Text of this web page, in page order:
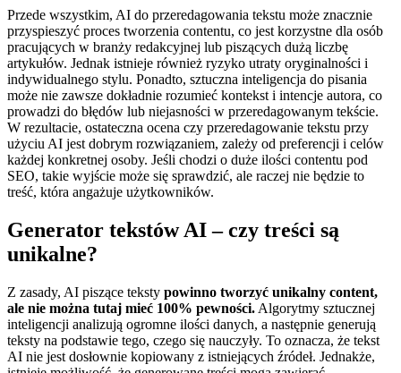
Przede wszystkim, AI do przeredagowania tekstu może znacznie
przyspieszyć proces tworzenia contentu, co jest korzystne dla osób
pracujących w branży redakcyjnej lub piszących dużą liczbę
artykułów. Jednak istnieje również ryzyko utraty oryginalności i
indywidualnego stylu. Ponadto, sztuczna inteligencja do pisania
może nie zawsze dokładnie rozumieć kontekst i intencje autora, co
prowadzi do błędów lub niejasności w przeredagowanym tekście.
W rezultacie, ostateczna ocena czy przeredagowanie tekstu przy
użyciu AI jest dobrym rozwiązaniem, zależy od preferencji i celów
każdej konkretnej osoby. Jeśli chodzi o duże ilości contentu pod
SEO, takie wyjście może się sprawdzić, ale raczej nie będzie to
treść, która angażuje użytkowników.
Generator tekstów AI – czy treści są
unikalne?
Z zasady, AI piszące teksty powinno tworzyć unikalny content,
ale nie można tutaj mieć 100% pewności. Algorytmy sztucznej
inteligencji analizują ogromne ilości danych, a następnie generują
teksty na podstawie tego, czego się nauczyły. To oznacza, że tekst
AI nie jest dosłownie kopiowany z istniejących źródeł. Jednakże,